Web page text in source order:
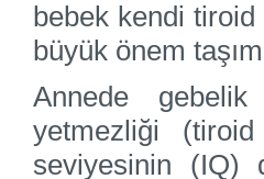
bebek kendi tiroid
büyük önem
Annede
yetmezliği
seviyesinin (IQ)